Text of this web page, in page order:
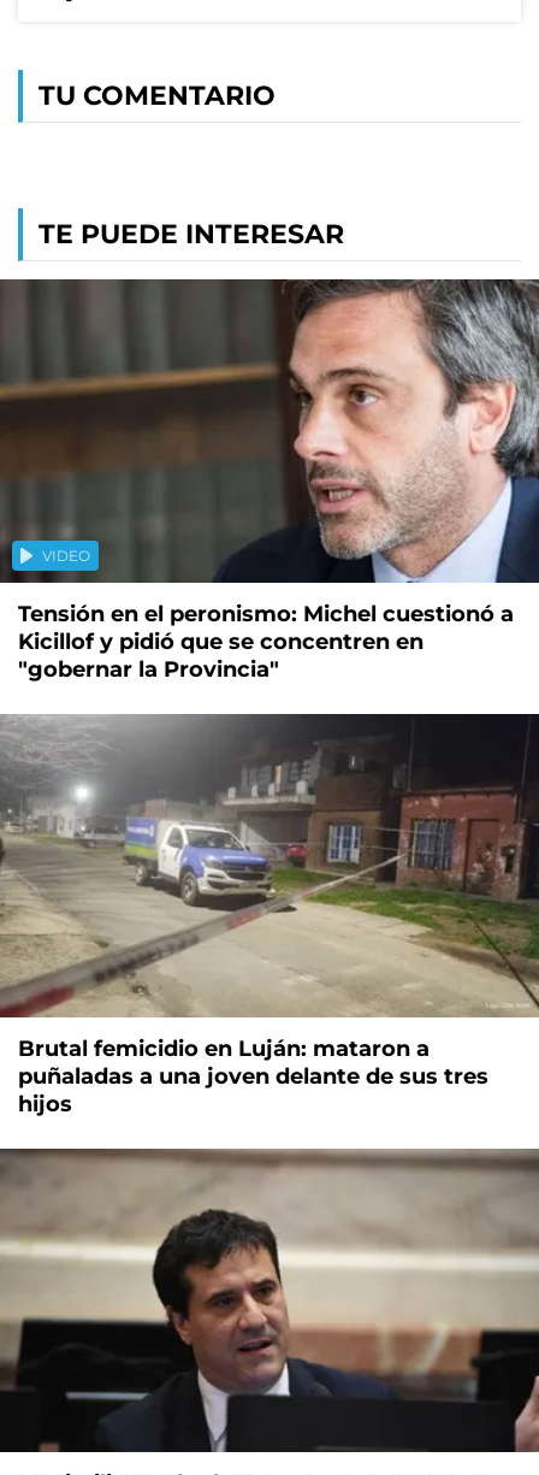
TU COMENTARIO
TE PUEDE INTERESAR
VIDEO
Tensión en el peronismo: Michel cuestionó a
Kicillof y pidió que se concentren en
"gobernar la Provincia"
Brutal femicidio en Luján: mataron a
puñaladas a una joven delante de sus tres
hijos